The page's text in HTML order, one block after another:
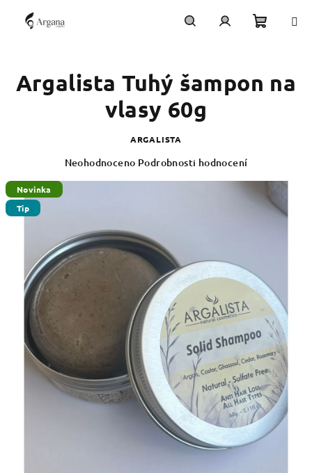
košík
Argalista Tuhý šampon na
vlasy 60g
ARGALISTA
Průměrné
5
hvězdiček.
Neohodnoceno Podrobnosti hodnocení
Novinka
Tip